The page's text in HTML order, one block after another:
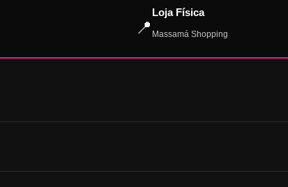
📍
Loja Física
Massamá Shopping